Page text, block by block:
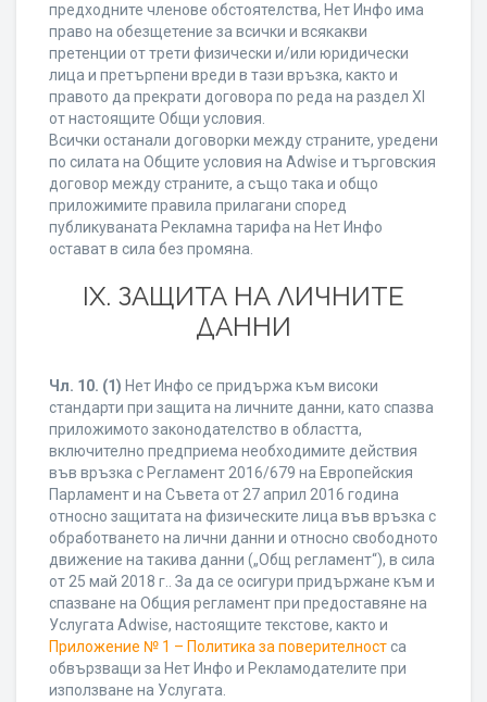
предходните членове обстоятелства, Нет Инфо има
право на обезщетение за всички и всякакви
претенции от трети физически и/или юридически
лица и претърпени вреди в тази връзка, както и
правото да прекрати договора по реда на раздел XI
от настоящите Общи условия.
Всички останали договорки между страните, уредени
по силата на Общите условия на Adwise и търговския
договор между страните, а също така и общо
приложимите правила прилагани според
публикуваната Рекламна тарифа на Нет Инфо
остават в сила без промяна.
IХ. ЗАЩИТА НА ЛИЧНИТЕ
ДАННИ
Чл. 10. (1) Нет Инфо се придържа към високи
стандарти при защита на личните данни, като спазва
приложимото законодателство в областта,
включително предприема необходимите действия
във връзка с Регламент 2016/679 на Европейския
Парламент и на Съвета от 27 април 2016 година
относно защитата на физическите лица във връзка с
обработването на лични данни и относно свободното
движение на такива данни („Общ регламент“), в сила
от 25 май 2018 г.. За да се осигури придържане към и
спазване на Общия регламент при предоставяне на
Услугата Adwise, настоящите текстове, както и
Приложение № 1 – Политика за поверителностса
обвързващи за Нет Инфо и Рекламодателите при
използване на Услугата.